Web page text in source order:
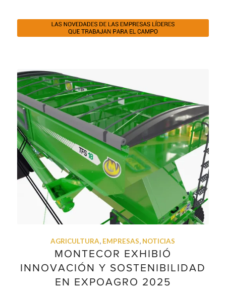
AGRICULTURA, EMPRESAS, NOTICIAS
MONTECOR EXHIBIÓ
INNOVACIÓN Y SOSTENIBILIDAD
EN EXPOAGRO 2025